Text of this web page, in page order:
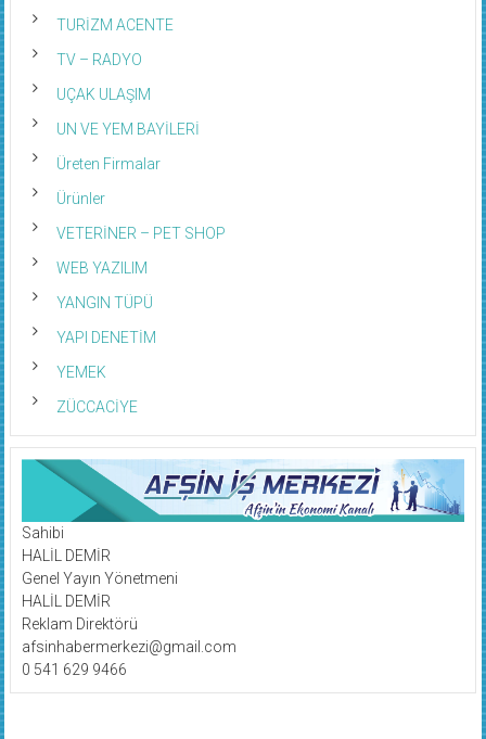
TURİZM ACENTE
TV – RADYO
UÇAK ULAŞIM
UN VE YEM BAYİLERİ
Üreten Firmalar
Ürünler
VETERİNER – PET SHOP
WEB YAZILIM
YANGIN TÜPÜ
YAPI DENETİM
YEMEK
ZÜCCACİYE
Sahibi
HALİL DEMİR
Genel Yayın Yönetmeni
HALİL DEMİR
Reklam Direktörü
afsinhabermerkezi@gmail.com
0 541 629 9466